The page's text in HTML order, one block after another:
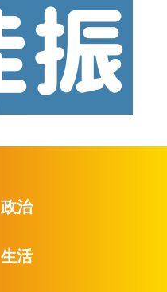
政治
生活